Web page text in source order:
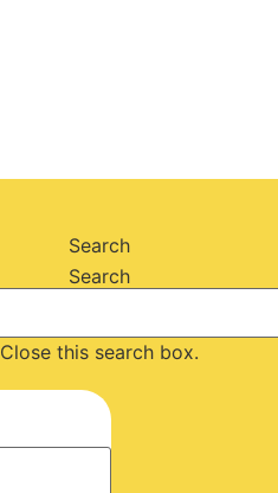
Search
Search
Close this search box.